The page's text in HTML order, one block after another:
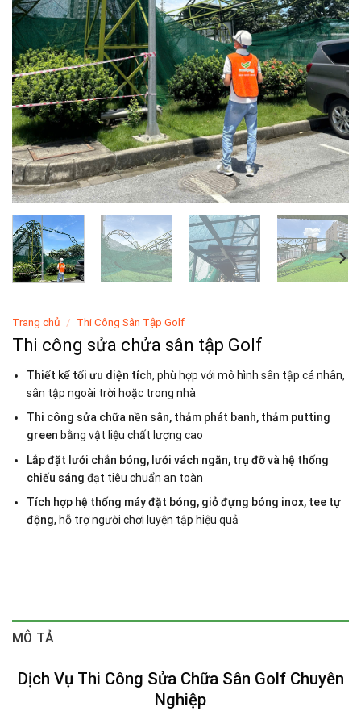
Trang chủ / Thi Công Sân Tập Golf
Thi công sửa chửa sân tập Golf
Thiết kế tối ưu diện tích, phù hợp với mô hình sân tập cá nhân,
sân tập ngoài trời hoặc trong nhà
Thi công sửa chữa nền sân, thảm phát banh, thảm putting
green bằng vật liệu chất lượng cao
Lắp đặt lưới chắn bóng, lưới vách ngăn, trụ đỡ và hệ thống
chiếu sáng đạt tiêu chuẩn an toàn
Tích hợp hệ thống máy đặt bóng, giỏ đựng bóng inox, tee tự
động, hỗ trợ người chơi luyện tập hiệu quả
MÔ TẢ
Dịch Vụ Thi Công Sửa Chữa Sân Golf Chuyên
Nghiệp